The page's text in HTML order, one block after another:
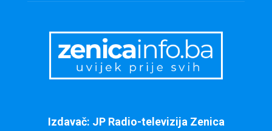
Izdavač: JP Radio-televizija Zenica